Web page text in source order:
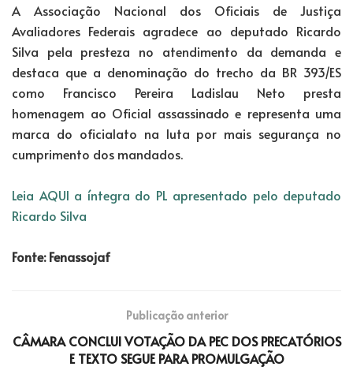
A Associação Nacional dos Oficiais de Justiça
Avaliadores Federais agradece ao deputado Ricardo
Silva pela presteza no atendimento da demanda e
destaca que a denominação do trecho da BR 393/ES
como Francisco Pereira Ladislau Neto presta
homenagem ao Oficial assassinado e representa uma
marca do oficialato na luta por mais segurança no
cumprimento dos mandados.
Leia AQUI a íntegra do PL apresentado pelo deputado
Ricardo Silva
Fonte: Fenassojaf
Publicação anterior
CÂMARA CONCLUI VOTAÇÃO DA PEC DOS PRECATÓRIOS
E TEXTO SEGUE PARA PROMULGAÇÃO